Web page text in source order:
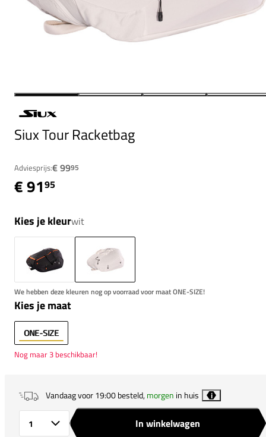
Siux Tour Racketbag
Adviesprijs:€ 9995
€ 9195
Kies je kleurwit
We hebben deze kleuren nog op voorraad voor maat ONE-SIZE!
Kies je maat
ONE-SIZE
Nog maar 3 beschikbaar!
Vandaag voor 19:00 besteld,morgen in huis i
In winkelwagen